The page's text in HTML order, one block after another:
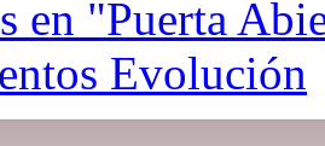
en "Puerta
Evolución